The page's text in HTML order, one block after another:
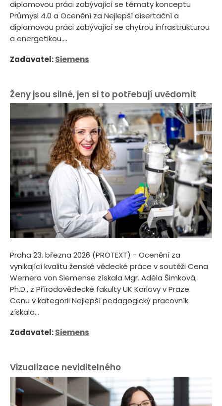
diplomovou práci zabývající se tématy konceptu
Průmysl 4.0 a Ocenění za Nejlepší disertační a
diplomovou práci zabývající se chytrou infrastrukturou
a energetikou....
Zadavatel:Siemens
Ženy jsou silné, jen si to potřebují uvědomit
Praha 23. března 2026 (PROTEXT) - Ocenění za
vynikající kvalitu ženské vědecké práce v soutěži Cena
Wernera von Siemense získala Mgr. Adéla Šimková,
Ph.D., z Přírodovědecké fakulty UK Karlovy v Praze.
Cenu v kategorii Nejlepší pedagogický pracovník
získala...
Zadavatel:Siemens
Vizualizace neviditelného